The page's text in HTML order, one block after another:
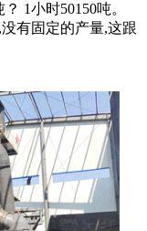
1小时50150吨。
有固定的产量,这跟